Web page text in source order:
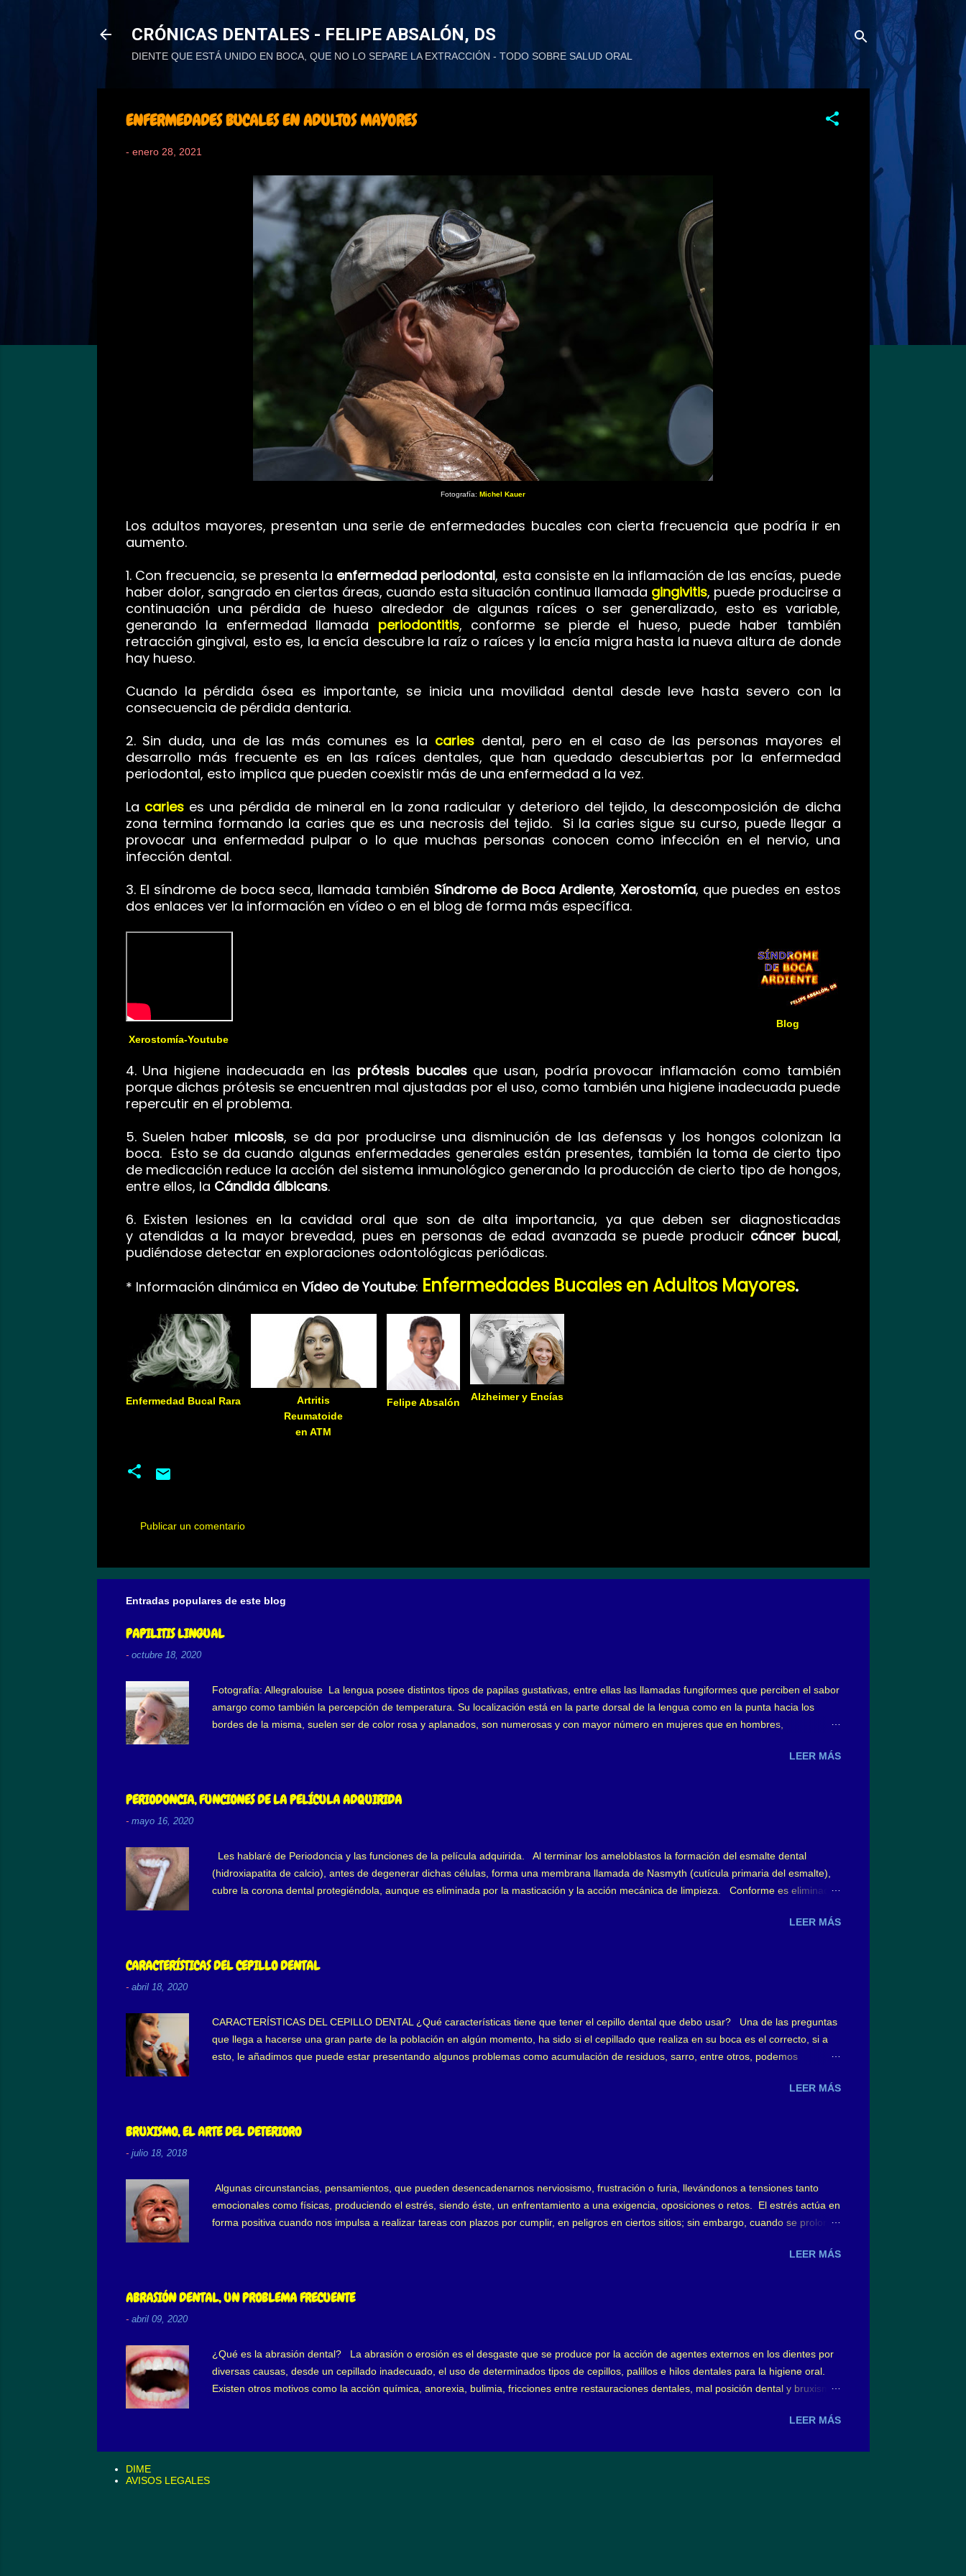
CRÓNICAS DENTALES - FELIPE ABSALÓN, DS
DIENTE QUE ESTÁ UNIDO EN BOCA, QUE NO LO SEPARE LA EXTRACCIÓN - TODO SOBRE SALUD ORAL
ENFERMEDADES BUCALES EN ADULTOS MAYORES
- enero 28, 2021
Fotografía: Michel Kauer
Los adultos mayores, presentan una serie de enfermedades bucales con cierta frecuencia que podría ir en
aumento.
1. Con frecuencia, se presenta la enfermedad periodontal, esta consiste en la inflamación de las encías, puede
haber dolor, sangrado en ciertas áreas, cuando esta situación continua llamada gingivitis, puede producirse a
continuación una pérdida de hueso alrededor de algunas raíces o ser generalizado, esto es variable,
generando la enfermedad llamada periodontitis, conforme se pierde el hueso, puede haber también
retracción gingival, esto es, la encía descubre la raíz o raíces y la encía migra hasta la nueva altura de donde
hay hueso.
Cuando la pérdida ósea es importante, se inicia una movilidad dental desde leve hasta severo con la
consecuencia de pérdida dentaria.
2. Sin duda, una de las más comunes es la caries dental, pero en el caso de las personas mayores el
desarrollo más frecuente es en las raíces dentales, que han quedado descubiertas por la enfermedad
periodontal, esto implica que pueden coexistir más de una enfermedad a la vez.
La carieses una pérdida de mineral en la zona radicular y deterioro del tejido, la descomposición de dicha
zona termina formando la caries que es una necrosis del tejido. Si la caries sigue su curso, puede llegar a
provocar una enfermedad pulpar o lo que muchas personas conocen como infección en el nervio, una
infección dental.
3. El síndrome de boca seca, llamada también Síndrome de Boca Ardiente, Xerostomía, que puedes en estos
dos enlaces ver la información en vídeo o en el blog de forma más específica.
Blog
Xerostomía-Youtube
4. Una higiene inadecuada en las prótesis bucalesque usan, podría provocar inflamación como también
porque dichas prótesis se encuentren mal ajustadas por el uso, como también una higiene inadecuada puede
repercutir en el problema.
5. Suelen haber micosis, se da por producirse una disminución de las defensas y los hongos colonizan la
boca. Esto se da cuando algunas enfermedades generales están presentes, también la toma de cierto tipo
de medicación reduce la acción del sistema inmunológico generando la producción de cierto tipo de hongos,
entre ellos, la Cándida álbicans.
6. Existen lesiones en la cavidad oral que son de alta importancia, ya que deben ser diagnosticadas
y atendidas a la mayor brevedad, pues en personas de edad avanzada se puede producir cáncer bucal,
pudiéndose detectar en exploraciones odontológicas periódicas.
* Información dinámica en Vídeo de Youtube: Enfermedades Bucales en Adultos Mayores.
Enfermedad Bucal Rara
Artritis
Reumatoide
en ATM
Felipe Absalón Alzheimer y Encías
m
e
t
a
r
i
o
s
Publicar un comentario
Entradas populares de este blog
PAPILITIS LINGUAL
- octubre 18, 2020
Fotografía: Allegralouise La lengua posee distintos tipos de papilas gustativas, entre ellas las llamadas fungiformes que perciben el sabor
amargo como también la percepción de temperatura. Su localización está en la parte dorsal de la lengua como en la punta hacia los
bordes de la misma, suelen ser de color rosa y aplanados, son numerosas y con mayor número en mujeres que en hombres,
inflamación. Tiene mayor frecuencia en el sexo femenino joven, pero afecta a la población en general, un 50% aproximadamente;
papilas, también se considera que es generada por estrés, cambios hormonales, problemas gastrointestinales, por cierto tipo de
LEER MÁS
PERIODONCIA, FUNCIONES DE LA PELÍCULA ADQUIRIDA
- mayo 16, 2020
Les hablaré de Periodoncia y las funciones de la película adquirida. Al terminar los ameloblastos la formación del esmalte dental
(hidroxiapatita de calcio), antes de degenerar dichas células, forma una membrana llamada de Nasmyth (cutícula primaria del esmalte),
cubre la corona dental protegiéndola, aunque es eliminada por la masticación y la acción mecánica de limpieza. Conforme es eliminada,
de grosor, no posee células, es estéril, cubriendo todos los tejidos bucales, formada en segundos. Sobre la hidroxiapatita del esmalte,
superficie que los primeros. Las glucoproteínas tanto ácidas como básicas o alcalinas, se unen a esta capa iónica denominada capa de
LEER MÁS
CARACTERÍSTICAS DEL CEPILLO DENTAL
- abril 18, 2020
CARACTERÍSTICAS DEL CEPILLO DENTAL ¿Qué características tiene que tener el cepillo dental que debo usar? Una de las preguntas
que llega a hacerse una gran parte de la población en algún momento, ha sido si el cepillado que realiza en su boca es el correcto, si a
esto, le añadimos que puede estar presentando algunos problemas como acumulación de residuos, sarro, entre otros, podemos
de cepillo uso? Habiendo en el mercado tantas marcas y cepillos dentales, donde somos bombardeados por los distintos diseños,
parte principal de limpieza e indispensable de nuestra boca y debemos realizarlo a diario. Empecemos por el tipo de cepillo, existiendo
LEER MÁS
BRUXISMO, EL ARTE DEL DETERIORO
- julio 18, 2018
Algunas circunstancias, pensamientos, que pueden desencadenarnos nerviosismo, frustración o furia, llevándonos a tensiones tanto
emocionales como físicas, produciendo el estrés, siendo éste, un enfrentamiento a una exigencia, oposiciones o retos. El estrés actúa en
forma positiva cuando nos impulsa a realizar tareas con plazos por cumplir, en peligros en ciertos sitios; sin embargo, cuando se prolonga
mientras que el segundo es un estrés crónico y justo éste, genera problemas en la salud. Entre ellos, lo que yo suelo denominar el “arte”
hace que la persona inicie apretando sus dientes superiores contra los inferiores, a lo que se denomina bruxismo ...
LEER MÁS
ABRASIÓN DENTAL, UN PROBLEMA FRECUENTE
- abril 09, 2020
¿Qué es la abrasión dental? La abrasión o erosión es el desgaste que se produce por la acción de agentes externos en los dientes por
diversas causas, desde un cepillado inadecuado, el uso de determinados tipos de cepillos, palillos e hilos dentales para la higiene oral.
Existen otros motivos como la acción química, anorexia, bulimia, fricciones entre restauraciones dentales, mal posición dental y bruxismo
recomendables. En la higiene tenemos 3 texturas principales, independientemente del diseño de los mismos, cerdas de textura dura,LEER MÁS
DIME
AVISOS LEGALES